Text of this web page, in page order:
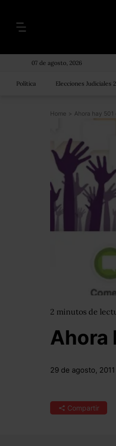
07 de agosto, 2026
Política Elecciones Judiciales
Home > Ahora hay 501
2 minutos de
Ahora
29 de agosto, 2011
Compartir